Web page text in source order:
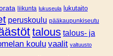
liikunta lukuseula lukutaito
peruskoulu pääkaupunkiseutu
talous talous- ja
koulu vaalit valtuusto